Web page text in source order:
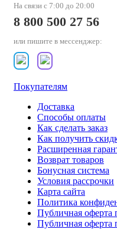
На связи с 7:00 до 20:00
8 800 500 27 56
или пишите в мессенджер:
Покупателям
Доставка
Способы оплаты
Как сделать заказ
Как получить
Расширенная
Возврат товаров
Бонусная система
Условия рассрочки
Карта сайта
Политика
Публичная оферта
Публичная оферта